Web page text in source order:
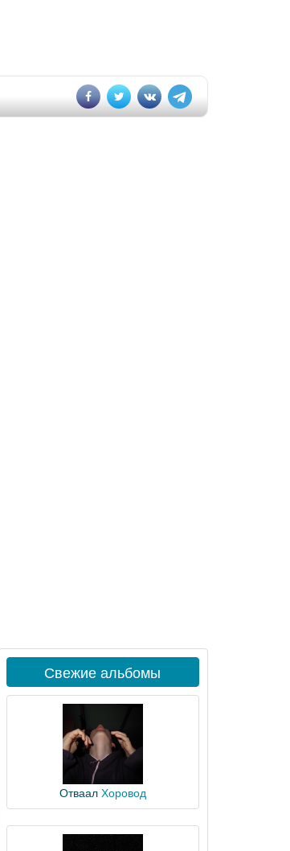
Свежие альбомы
Отваал Хоровод